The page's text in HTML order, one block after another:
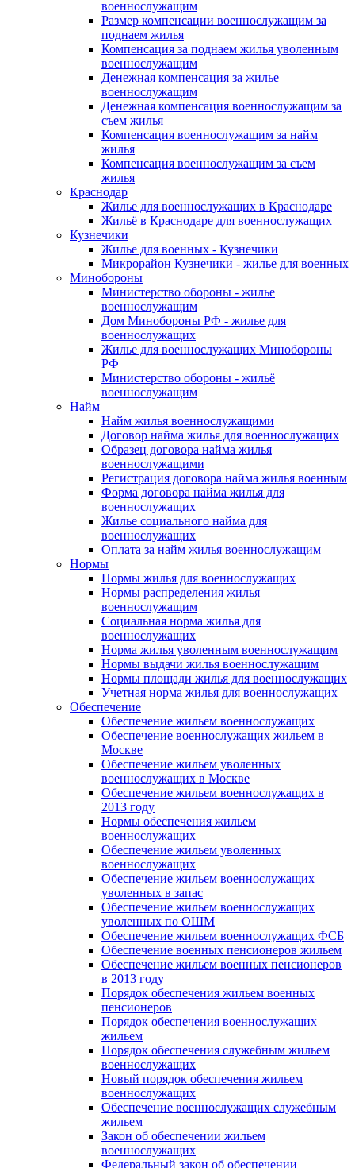
военнослужащим
Размер компенсации военнослужащим за
поднаем жилья
Компенсация за поднаем жилья уволенным
военнослужащим
Денежная компенсация за жилье
военнослужащим
Денежная компенсация военнослужащим за
съем жилья
Компенсация военнослужащим за найм
жилья
Компенсация военнослужащим за съем
жилья
Краснодар
Жилье для военнослужащих в Краснодаре
Жильё в Краснодаре для военнослужащих
Кузнечики
Жилье для военных - Кузнечики
Микрорайон Кузнечики - жилье для военных
Минобороны
Министерство обороны - жилье
военнослужащим
Дом Минобороны РФ - жилье для
военнослужащих
Жилье для военнослужащих Минобороны
РФ
Министерство обороны - жильё
военнослужащим
Найм
Найм жилья военнослужащими
Договор найма жилья для военнослужащих
Образец договора найма жилья
военнослужащими
Регистрация договора найма жилья военным
Форма договора найма жилья для
военнослужащих
Жилье социального найма для
военнослужащих
Оплата за найм жилья военнослужащим
Нормы
Нормы жилья для военнослужащих
Нормы распределения жилья
военнослужащим
Социальная норма жилья для
военнослужащих
Норма жилья уволенным военнослужащим
Нормы выдачи жилья военнослужащим
Нормы площади жилья для военнослужащих
Учетная норма жилья для военнослужащих
Обеспечение
Обеспечение жильем военнослужащих
Обеспечение военнослужащих жильем в
Москве
Обеспечение жильем уволенных
военнослужащих в Москве
Обеспечение жильем военнослужащих в
2013 году
Нормы обеспечения жильем
военнослужащих
Обеспечение жильем уволенных
военнослужащих
Обеспечение жильем военнослужащих
уволенных в запас
Обеспечение жильем военнослужащих
уволенных по ОШМ
Обеспечение жильем военнослужащих ФСБ
Обеспечение военных пенсионеров жильем
Обеспечение жильем военных пенсионеров
в 2013 году
Порядок обеспечения жильем военных
пенсионеров
Порядок обеспечения военнослужащих
жильем
Порядок обеспечения служебным жильем
военнослужащих
Новый порядок обеспечения жильем
военнослужащих
Обеспечение военнослужащих служебным
жильем
Закон об обеспечении жильем
военнослужащих
Федеральный закон об обеспечении